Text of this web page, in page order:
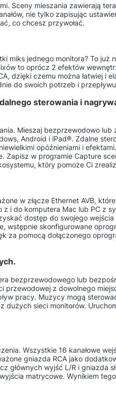
Sceny mieszania zawierają
nie tylko zapisując
co chcesz przywołać.
miks jednego monitora? To już
to oprócz 2 efektów
dzięki czemu można łatwiej i
do swoich potrzeb i
sterowania i
Mieszaj bezprzewodowo
Android i iPad®. Zdalne
opóźnieniami i
w programie Capture
który pomoże Ci
w złącze Ethernet AVB,
i do komputera Mac lub PC z
dostęp do swojego
wstępnie skonfigurowane
za pomocą dołączonego
bezprzewodowego lub
z dowolnego
pracy. Muzycy mogą
sieci monitorów.
Wszystkie 16 kanałowe
gniazda RCA jako
głównych wyjść L/R i gniazda
matrycowe. Wynikiem